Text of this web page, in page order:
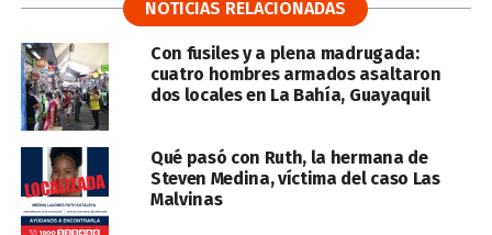
NOTICIAS RELACIONADAS
Con fusiles y a plena madrugada:
cuatro hombres armados asaltaron
dos locales en La Bahía, Guayaquil
Qué pasó con Ruth, la hermana de
Steven Medina, víctima del caso Las
Malvinas